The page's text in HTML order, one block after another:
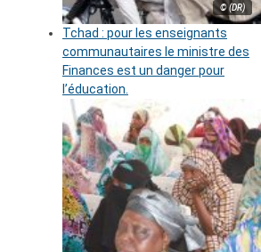
© (DR)
Tchad : pour les enseignants
communautaires le ministre des
Finances est un danger pour
l’éducation.